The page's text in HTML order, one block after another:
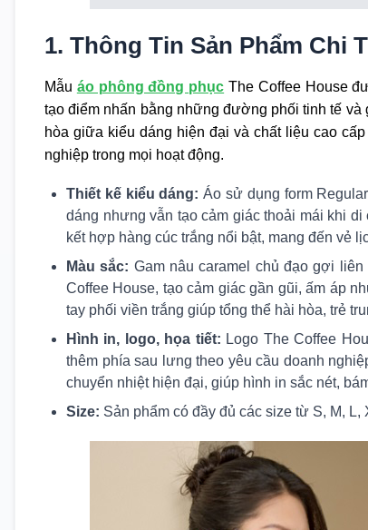
1. Thông Tin Sản Phẩm Chi
Mẫu áo phông đồng phục The Coffee House
tạo điểm nhấn bằng những đường phối tinh tế
hòa giữa kiểu dáng hiện đại và chất liệu cao
nghiệp trong mọi hoạt động.
Thiết kế kiểu dáng: Áo sử dụng form
dáng nhưng vẫn tạo cảm giác thoải mái khi
kết hợp hàng cúc trắng nổi bật, mang đến vẻ
Màu sắc: Gam nâu caramel chủ đạo gợi
Coffee House, tạo cảm giác gần gũi, ấm áp
tay phối viền trắng giúp tổng thể hài hòa, trẻ
Hình in, logo, họa tiết: Logo The Coffee
thêm phía sau lưng theo yêu cầu doanh
chuyển nhiệt hiện đại, giúp hình in sắc nét,
Size: Sản phẩm có đầy đủ các size từ S, M, L,